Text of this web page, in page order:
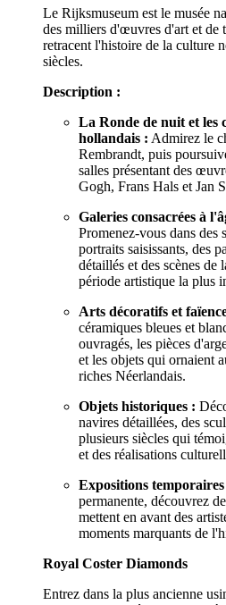
Le Rijksmuseum est le musée
des milliers d'œuvres d'art et de
retracent l'histoire de la culture
siècles.
Description :
La Ronde de nuit et les
hollandais : Admirez le
Rembrandt, puis
salles présentant des
Gogh, Frans Hals et Jan
Galeries consacrées à
Promenez-vous dans des
portraits saisissants, des
détaillés et des scènes de
période artistique la plus
Arts décoratifs et
céramiques bleues et
ouvragés, les pièces
et les objets qui ornaient
riches Néerlandais.
Objets historiques :
navires détaillées, des
plusieurs siècles qui
et des réalisations
Expositions
permanente, découvrez
mettent en avant des
moments marquants de
Royal Coster Diamonds
Entrez dans la plus ancienne